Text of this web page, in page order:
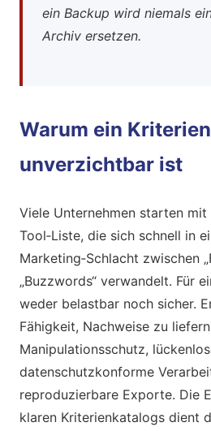
ein Backup wird niemals
Archiv ersetzen.
Warum ein
unverzichtbar ist
Viele Unternehmen starten mit
Tool‑Liste, die sich schnell in
Marketing‑Schlacht zwischen
„Buzzwords“ verwandelt. Für
weder belastbar noch sicher.
Fähigkeit, Nachweise zu
Manipulationsschutz,
datenschutzkonforme
reproduzierbare Exporte. Die
klaren Kriterienkatalogs dient